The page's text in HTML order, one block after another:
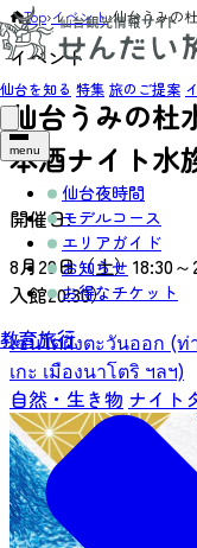
仙台を知る 特集 旅のご提案
menu
仙台夜時間
モデルコース
エリアガイド
お知らせ
お得なチケット
教育旅行
Top›イベント›仙台うみの
イベント
仙台うみの杜
本酒ナイト水
開催日:
8月29日（土）18:30
入館20:30）
เซนไดฝั่งตะวันออก (ท่
เกะ เมืองนาโตริ ฯลฯ)
自然・生き物 ナイト